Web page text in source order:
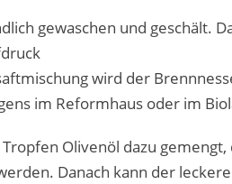
gewaschen und geschält.
wird der
im Reformhaus oder im
Olivenöl dazu
Danach kann der